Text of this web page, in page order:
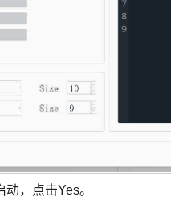
，点击Yes。